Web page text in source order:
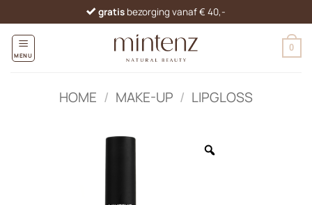
naar
inhoud
gratis bezorging vanaf € 40,-
MENU
0
HOME / MAKE-UP / LIPGLOSS